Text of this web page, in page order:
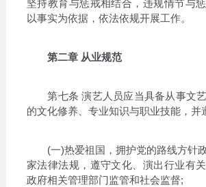
坚持教育与惩戒相结合，违规情节与
以事实为依据，依法依规开展工作。
第二章 从业规范
第七条 演艺人员应当具备从事文艺
的文化修养、专业知识与职业技能，并
(一)热爱祖国，拥护党的路线方针
家法律法规，遵守文化、演出行业有
政府相关管理部门监管和社会监督;